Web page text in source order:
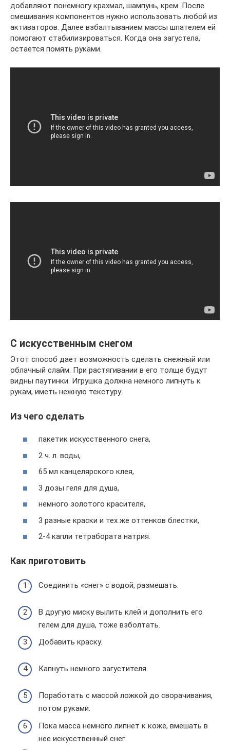
добавляют понемногу крахмал, шампунь, крем. После
смешивания компонентов нужно использовать любой из
активаторов. Далее взбалтыванием массы шпателем ей
помогают стабилизироваться. Когда она загустела,
остается помять руками.
С искусственным снегом
Этот способ дает возможность сделать снежный или
облачный слайм. При растягивании в его толще будут
видны паутинки. Игрушка должна немного липнуть к
рукам, иметь нежную текстуру.
Из чего сделать
пакетик искусственного снега,
2 ч. л. воды,
65 мл канцелярского клея,
3 дозы геля для душа,
немного золотого красителя,
3 разные краски и тех же оттенков блестки,
2-4 капли тетрабората натрия.
Как приготовить
Соединить «снег» с водой, размешать.
В другую миску вылить клей и дополнить его
гелем для душа, тоже взболтать.
Добавить краску.
Капнуть немного загустителя.
Поработать с массой ложкой до сворачивания,
потом руками.
Пока масса немного липнет к коже, вмешать в
нее искусственный снег.